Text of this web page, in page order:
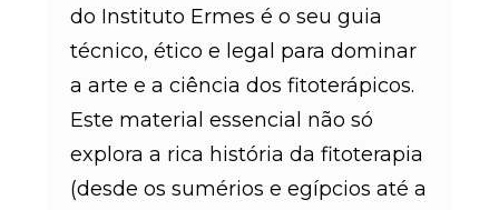
do Instituto Ermes é o seu guia
técnico, ético e legal para dominar
a arte e a ciência dos fitoterápicos.
Este material essencial não só
explora a rica história da fitoterapia
(desde os sumérios e egípcios até a